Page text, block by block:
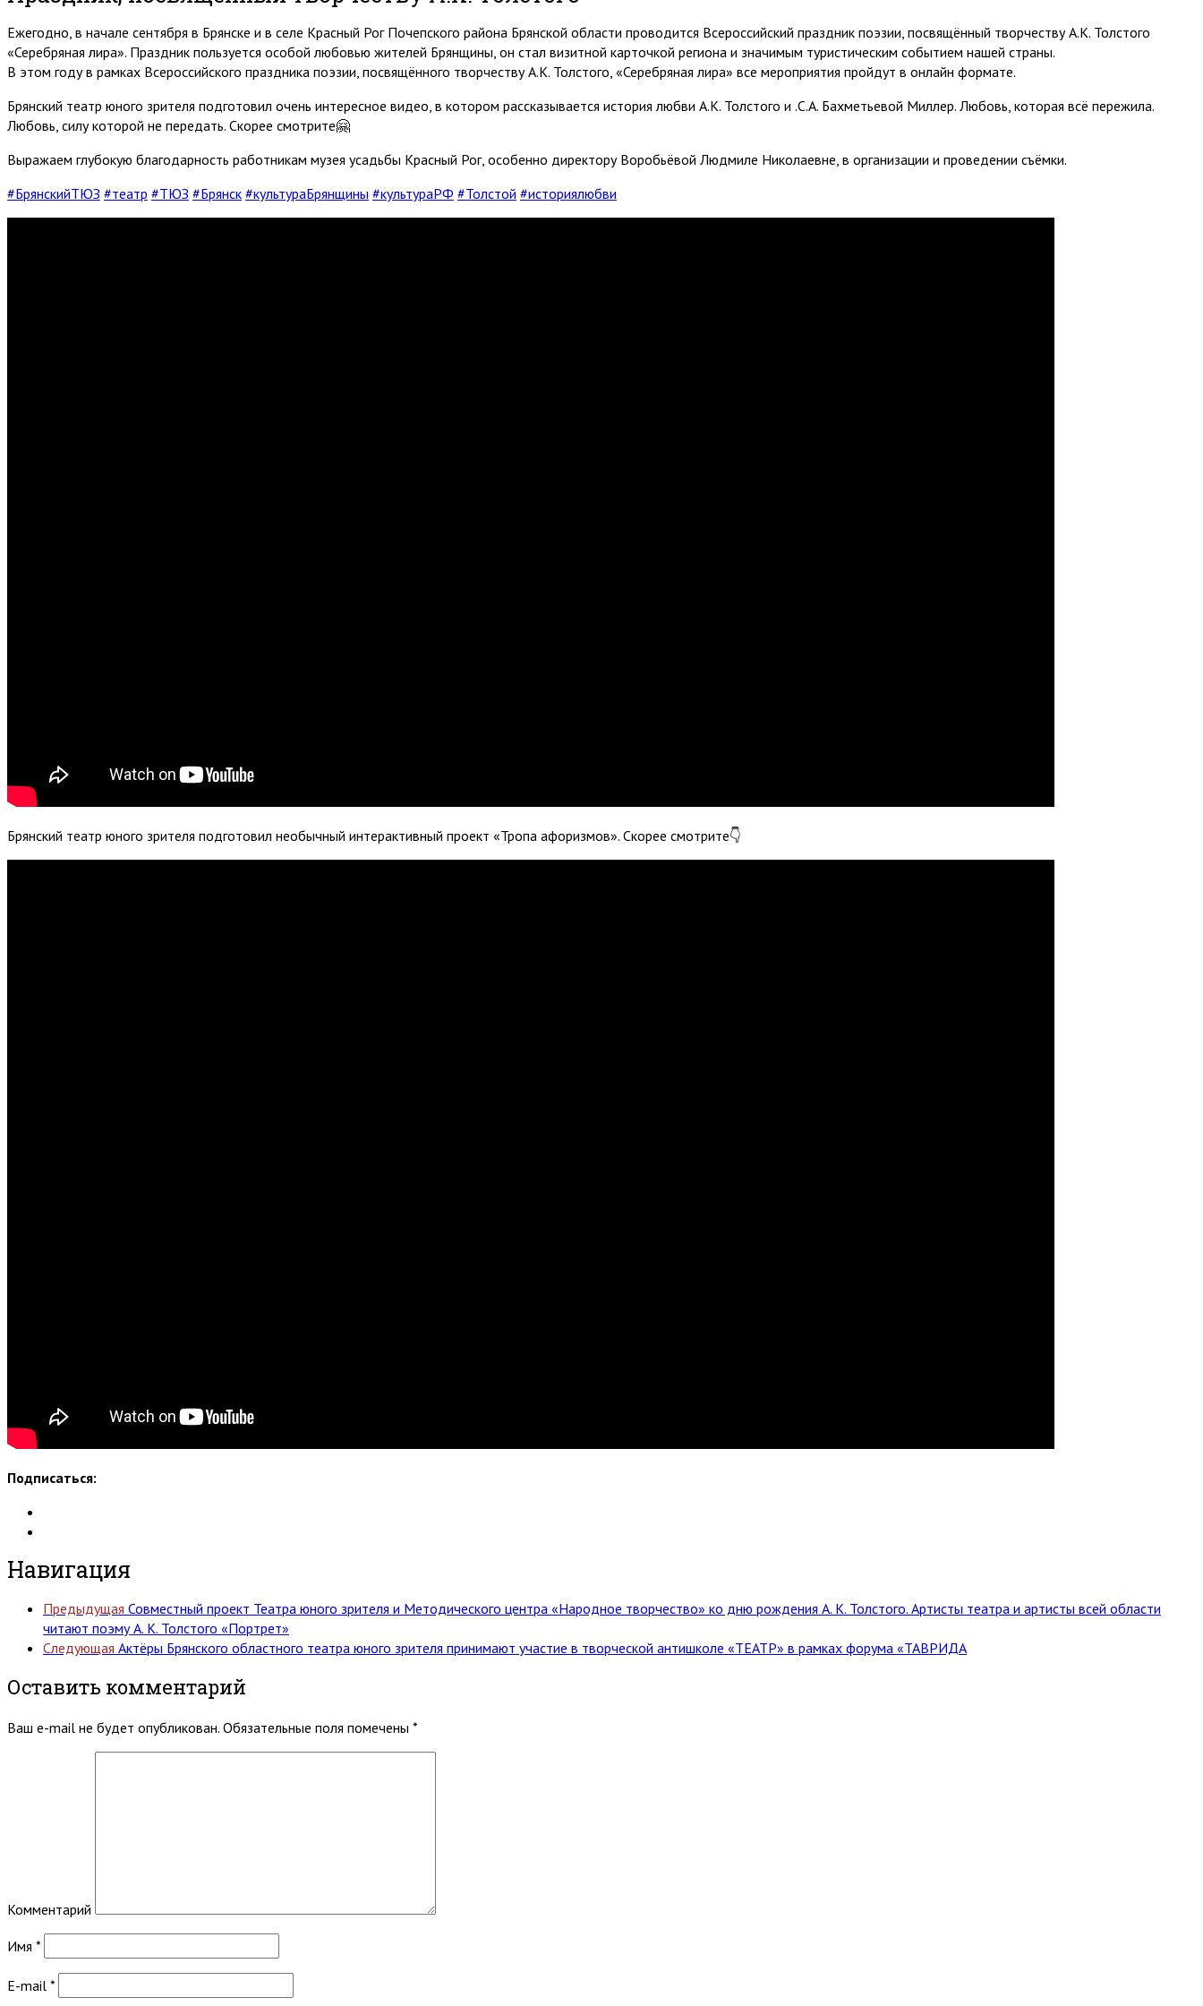
Ежегодно, в начале сентября в Брянске и в селе Красный Рог Почепского района Брянской области проводится Всероссийский праздник поэзии, посвящённый творчеству А.К. Толстого
«Серебряная лира». Праздник пользуется особой любовью жителей Брянщины, он стал визитной карточкой региона и значимым туристическим событием нашей страны.
В этом году в рамках Всероссийского праздника поэзии, посвящённого творчеству А.К. Толстого, «Серебряная лира» все мероприятия пройдут в онлайн формате.
Брянский театр юного зрителя подготовил очень интересное видео, в котором рассказывается история любви А.К. Толстого и .С.А. Бахметьевой Миллер. Любовь, которая всё пережила.
Любовь, силу которой не передать. Скорее смотрите🤗
Выражаем глубокую благодарность работникам музея усадьбы Красный Рог, особенно директору Воробьёвой Людмиле Николаевне, в организации и проведении съёмки.
#БрянскийТЮЗ #театр #ТЮЗ #Брянск #культураБрянщины #культураРФ #Толстой #историялюбви
Брянский театр юного зрителя подготовил необычный интерактивный проект «Тропа афоризмов». Скорее смотрите👇
Подписаться:
Навигация
Предыдущая Совместный проект Театра юного зрителя и Методического центра «Народное творчество» ко дню рождения А. К. Толстого. Артисты театра и артисты всей области
читают поэму А. К. Толстого «Портрет»
Следующая Актёры Брянского областного театра юного зрителя принимают участие в творческой антишколе «ТЕАТР» в рамках форума «ТАВРИДА
Оставить комментарий
Ваш e-mail не будет опубликован. Обязательные поля помечены *
Комментарий
Имя *
E-mail *